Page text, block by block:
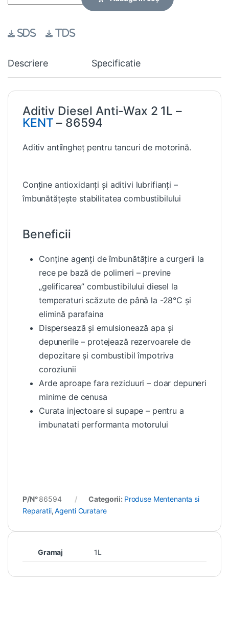
SDS TDS
Descriere Specificatie
Aditiv Diesel Anti-Wax 2 1L –
KENT – 86594
Aditiv antiîngheț pentru tancuri de motorină.
Conține antioxidanți și aditivi lubrifianți –
îmbunătățește stabilitatea combustibilului
Beneficii
Conține agenți de îmbunătățire a curgerii la
rece pe bază de polimeri – previne
„gelificarea” combustibilului diesel la
temperaturi scăzute de până la -28°C și
elimină parafaina
Dispersează și emulsionează apa și
depunerile – protejează rezervoarele de
depozitare și combustibil împotriva
coroziunii
Arde aproape fara reziduuri – doar depuneri
minime de cenusa
Curata injectoare si supape – pentru a
imbunatati performanta motorului
P/N°86594 Categorii: Produse Mentenanta si
Reparatii,Agenti Curatare
Gramaj 1L